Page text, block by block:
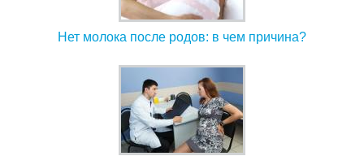
Нет молока после родов: в чем причина?